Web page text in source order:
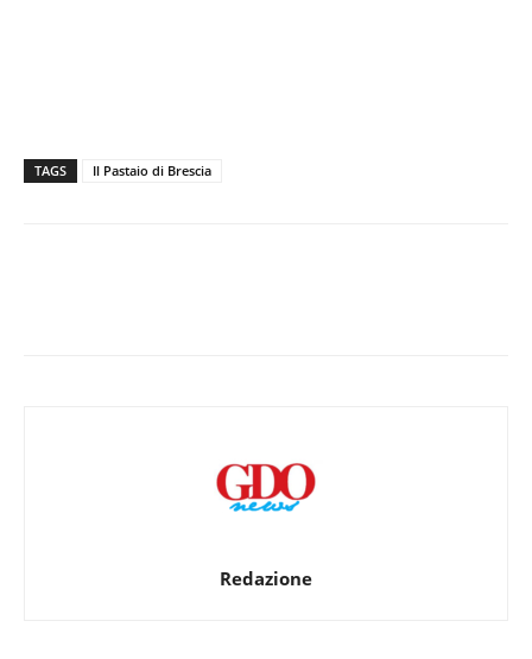
TAGS Il Pastaio di Brescia
Redazione